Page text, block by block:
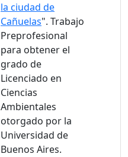
la ciudad de
Cañuelas". Trabajo
Preprofesional
para obtener el
grado de
Licenciado en
Ciencias
Ambientales
otorgado por la
Universidad de
Buenos Aires.